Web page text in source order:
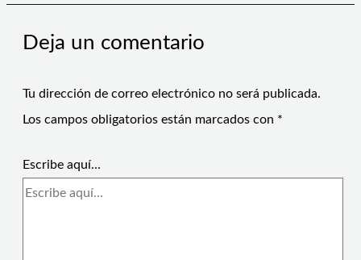
Deja un comentario
Tu dirección de correo electrónico no será publicada.
Los campos obligatorios están marcados con *
Escribe aquí...